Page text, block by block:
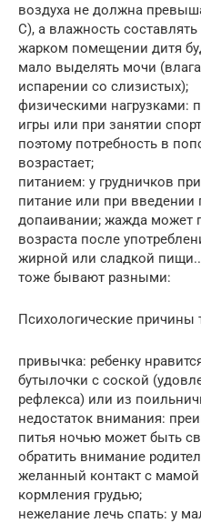
воздуха не должна
С), а влажность
жарком помещении дитя
мало выделять мочи
испарении со слизистых);
физическими нагрузками:
игры или при занятии
поэтому потребность в
возрастает;
питанием: у грудничков
питание или при введении
допаивании; жажда может
возраста после
жирной или сладкой
тоже бывают разными:
Психологические
привычка: ребенку
бутылочки с соской
рефлекса) или из
недостаток внимания:
питья ночью может быть
обратить внимание
желанный контакт с
кормления грудью;
нежелание лечь спать: у